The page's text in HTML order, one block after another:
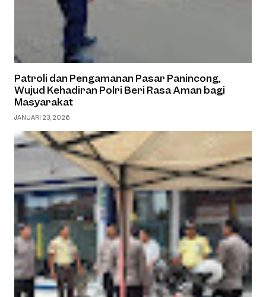
Patroli dan Pengamanan Pasar Panincong,
Wujud Kehadiran Polri Beri Rasa Aman bagi
Masyarakat
JANUARI 23, 2026